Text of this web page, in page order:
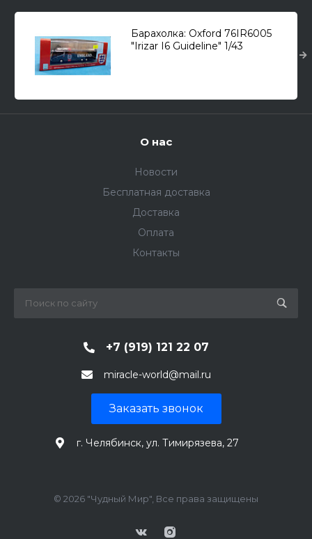
Барахолка: Oxford 76IR6005
"Irizar I6 Guideline" 1/43
О нас
Новости
Бесплатная доставка
Доставка
Оплата
Контакты
+7 (919) 121 22 07
miracle-world@mail.ru
Заказать звонок
г. Челябинск, ул. Тимирязева, 27
© 2026 "Чудный Мир", Все права защищены